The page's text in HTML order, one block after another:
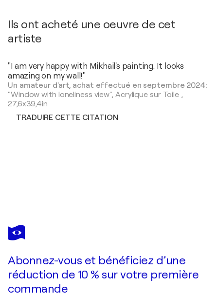
Ils ont acheté une oeuvre de cet
artiste
"I am very happy with Mikhail's painting. It looks
amazing on my wall!"
Un amateur d'art, achat effectué en septembre 2024:
"Window with loneliness view", Acrylique sur Toile ,
27,6x39,4in
TRADUIRE CETTE CITATION
MIKHAIL BARANOVSKIY
Signs from above
Abonnez-vous et bénéficiez d’une
réduction de 10 % sur votre première
commande